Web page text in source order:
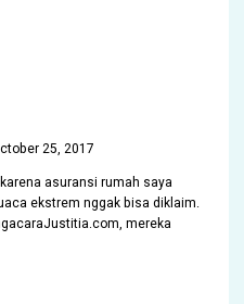
25, 2017
asuransi rumah saya
ekstrem nggak bisa diklaim.
mereka